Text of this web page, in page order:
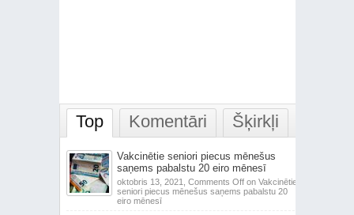
Top Komentāri Šķirkļi
Vakcinētie seniori piecus mēnešus
saņems pabalstu 20 eiro mēnesī
oktobris 13, 2021, Comments Offon Vakcinētie
seniori piecus mēnešus saņems pabalstu 20
eiro mēnesī